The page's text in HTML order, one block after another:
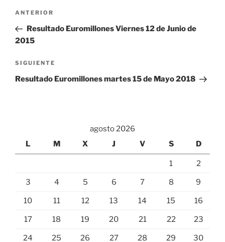
Navegación
entradas
Entrada
anterior:
ANTERIOR
Resultado Euromillones Viernes 12 de Junio de
2015
Siguiente
entrada
SIGUIENTE
Resultado Euromillones martes 15 de Mayo 2018
agosto 2026
L
M X J V S D
1 2
3 4 5 6 7 8 9
10 11 12 13 14 15 16
17 18 19 20 21 22 23
24 25 26 27 28 29 30